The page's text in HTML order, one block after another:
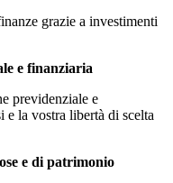
grazie a investimenti
e finanziaria
previdenziale e
e la vostra libertà di scelta
e di patrimonio